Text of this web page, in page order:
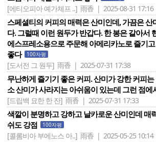
[에티오피아 예가체프 ..] 雨香 | 2025-08-31 17:16
스페셜티의 커피의 매력은 산미인데, 가끔은 산
다. 그럴때 이런 원두가 반갑다. 한 봉은 갈아서
에스프레소용으로 주문해 아메리카노로 즐기
좋다
100자평
[도서전 그 원두] 雨香 | 2025-07-31 17:38
무난하게 즐기기 좋은 커피. 산미가 강한 커피
소 산미가 사라지는 아쉬움이 있는데 그런 점에
[드립백 묘한 한 잔] 雨香 | 2025-07-31 17:33
색깔이 분명하고 강하고 날카로운 산미인데 매
쉬도 강점
100자평
[콜롬비아 부에노스 아..] 雨香 | 2025-05-25 10:14